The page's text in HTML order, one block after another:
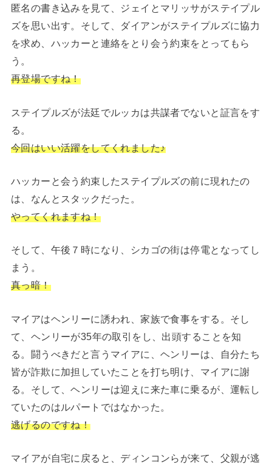
匿名の書き込みを見て、ジェイとマリッサがステイプル
ズを思い出す。そして、ダイアンがステイプルズに協力
を求め、ハッカーと連絡をとり会う約束をとってもら
う。
再登場ですね！
ステイプルズが法廷でルッカは共謀者でないと証言をす
る。
今回はいい活躍をしてくれました♪
ハッカーと会う約束したステイプルズの前に現れたの
は、なんとスタックだった。
やってくれますね！
そして、午後７時になり、シカゴの街は停電となってし
まう。
真っ暗！
マイアはヘンリーに誘われ、家族で食事をする。そし
て、ヘンリーが35年の取引をし、出頭することを知
る。闘うべきだと言うマイアに、ヘンリーは、自分たち
皆が詐欺に加担していたことを打ち明け、マイアに謝
る。そして、ヘンリーは迎えに来た車に乗るが、運転し
ていたのはルパートではなかった。
逃げるのですね！
マイアが自宅に戻ると、ディンコンらが来て、父親が逃